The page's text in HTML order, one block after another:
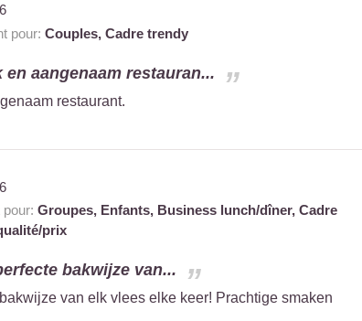
pour: Couples, Cadre trendy
aangenaam restauran...
restaurant.
Groupes, Enfants, Business lunch/dîner, Cadre
prix
bakwijze van...
van elk vlees elke keer! Prachtige smaken